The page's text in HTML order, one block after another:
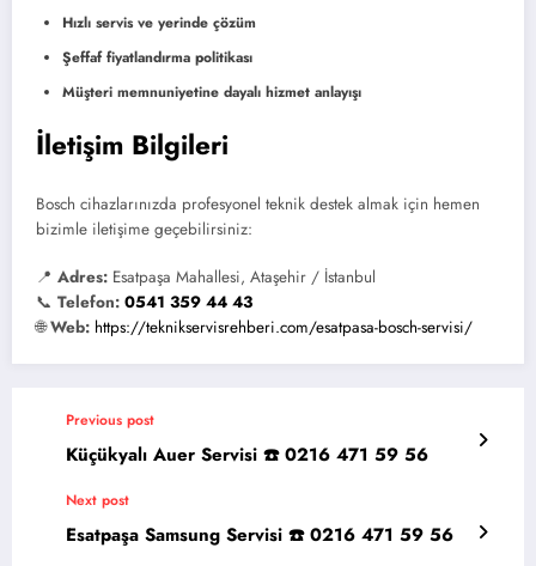
Hızlı servis ve yerinde çözüm
Şeffaf fiyatlandırma politikası
Müşteri memnuniyetine dayalı hizmet anlayışı
İletişim Bilgileri
Bosch cihazlarınızda profesyonel teknik destek almak için hemen
bizimle iletişime geçebilirsiniz:
📍 Adres: Esatpaşa Mahallesi, Ataşehir / İstanbul
📞 Telefon: 0541 359 44 43
🌐Web: https://teknikservisrehberi.com/esatpasa-bosch-servisi/
Previous post
Küçükyalı Auer Servisi ☎️ 0216 471 59 56
Next post
Esatpaşa Samsung Servisi ☎️ 0216 471 59 56